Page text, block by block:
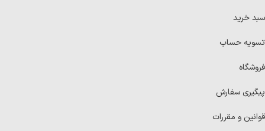
سبد خرید
تسویه حساب
فروشگاه
پیگیری سفارش
قوانین و مقررات